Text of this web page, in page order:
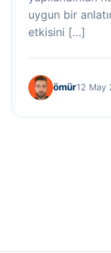
uygun bir
etkisini […]
ömür12 May